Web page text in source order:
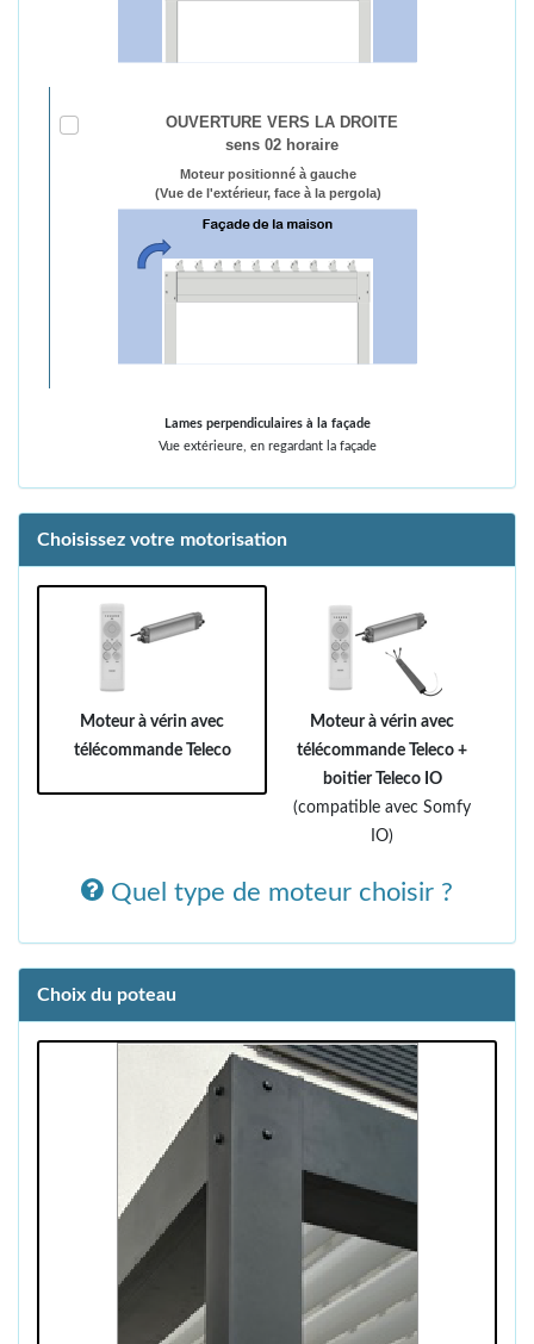
OUVERTURE VERS LA DROITE
sens 02 horaire
Moteur positionné à gauche
(Vue de l'extérieur, face à la pergola)
Lames perpendiculaires à la façade
Vue extérieure, en regardant la façade
Choisissez votre motorisation
Moteur à vérin avec
télécommande Teleco
Moteur à vérin avec
télécommande Teleco +
boitier Teleco IO
(compatible avec Somfy
IO)
Quel type de moteur choisir ?
Choix du poteau